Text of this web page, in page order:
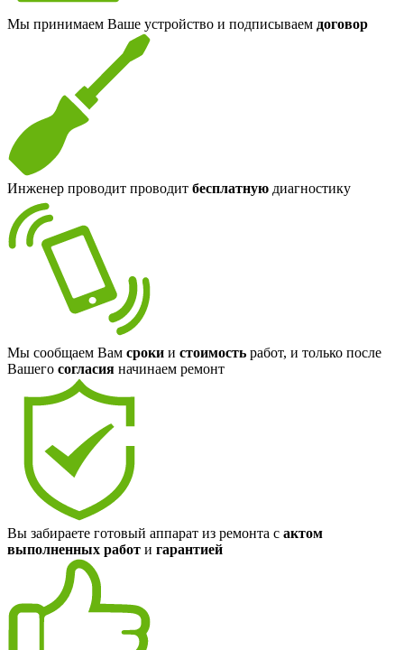
Мы принимаем Ваше устройство и подписываем договор
Инженер проводит проводит бесплатную диагностику
Мы сообщаем Вам сроки и стоимость работ, и только после
Вашего согласия начинаем ремонт
Вы забираете готовый аппарат из ремонта с актом
выполненных работ и гарантией